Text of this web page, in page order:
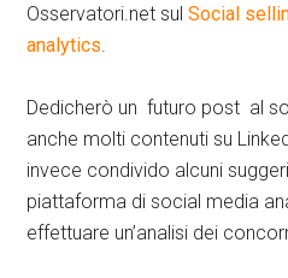
Osservatori.net sulSocial
analytics.
Dedicherò un futuro post al
anche molti contenuti su
invece condivido alcuni
piattaforma di social media
effettuare un’analisi dei